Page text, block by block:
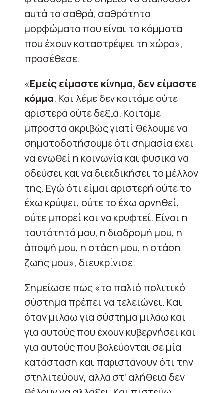
αυτά τα σαθρά, σαθρότητα
μορφώματα που είναι τα κόμματα
που έχουν καταστρέψει τη χώρα»,
προσέθεσε.
«Εμείς είμαστε κίνημα, δεν είμαστε
κόμμα. Και λέμε δεν κοιτάμε ούτε
αριστερά ούτε δεξιά. Κοιτάμε
μπροστά ακριβώς γιατί θέλουμε να
σηματοδοτήσουμε ότι σημασία έχει
να ενωθεί η κοινωνία και φυσικά να
οδεύσει και να διεκδικήσει το μέλλον
της. Εγώ ότι είμαι αριστερή ούτε το
έχω κρύψει, ούτε το έχω αρνηθεί,
ούτε μπορεί και να κρυφτεί. Είναι η
ταυτότητά μου, η διαδρομή μου, η
άποψή μου, η στάση μου, η στάση
ζωής μου», διευκρίνισε.
Σημείωσε πως «το παλιό πολιτικό
σύστημα πρέπει να τελειώνει. Και
όταν μιλάω για σύστημα μιλάω και
για αυτούς που έχουν κυβερνήσει και
για αυτούς που βολεύονται σε μία
κατάσταση και παριστάνουν ότι την
στηλιτεύουν, αλλά στ’ αλήθεια δεν